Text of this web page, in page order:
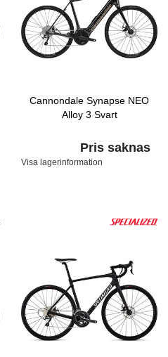
Cannondale Synapse NEO
Alloy 3 Svart
Pris saknas
Visa lagerinformation